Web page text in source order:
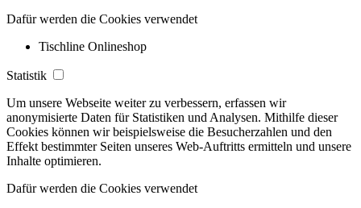
Dafür werden die Cookies verwendet
Tischline Onlineshop
Statistik
Um unsere Webseite weiter zu verbessern, erfassen wir
anonymisierte Daten für Statistiken und Analysen. Mithilfe dieser
Cookies können wir beispielsweise die Besucherzahlen und den
Effekt bestimmter Seiten unseres Web-Auftritts ermitteln und unsere
Inhalte optimieren.
Dafür werden die Cookies verwendet